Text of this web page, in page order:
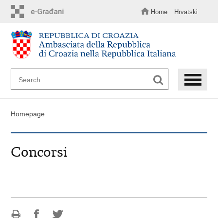
content
Home Hrvatski
Homepage
Concorsi